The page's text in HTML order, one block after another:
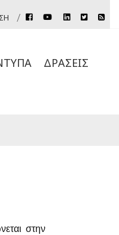
facebookyoutubelinkedintwitterrss
ΔΡΆΣΕΙΣ
στην